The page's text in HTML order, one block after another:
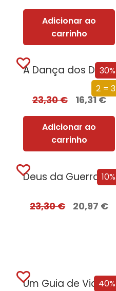
Adicionar ao
carrinho
30%
2 = 3
A Dança dos Dragões (Edição especial limitada)
23,30€ 16,31€
Adicionar ao
carrinho
10%
Deus da Guerra Edição com EDGES
23,30€ 20,97 €
40%
Um Guia de Viagem Pela Idade Média